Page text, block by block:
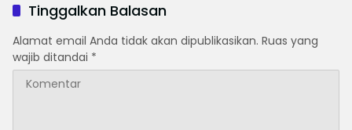
Tinggalkan Balasan
Alamat email Anda tidak akan dipublikasikan. Ruas yang
wajib ditandai *